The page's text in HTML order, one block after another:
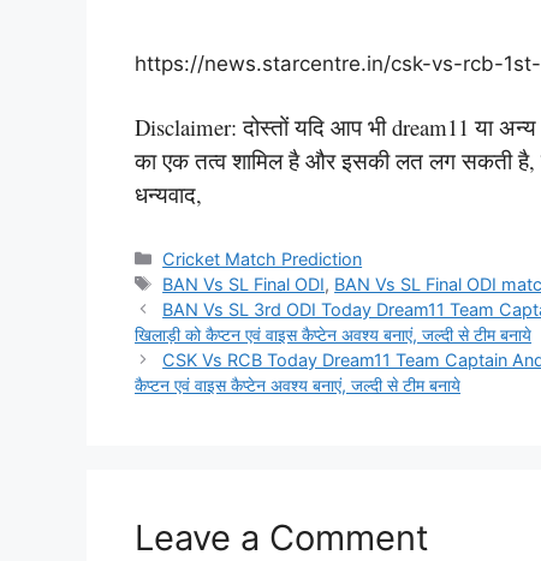
https://news.starcentre.in/csk-vs-rcb-
Disclaimer: दोस्तों यदि आप भी dream11 या
का एक तत्व शामिल है और इसकी लत लग सकती
धन्यवाद,
Categories
Cricket Match Prediction
Tags
BAN Vs SL Final ODI, BAN Vs SL Final ODI
BAN Vs SL 3rd ODI Today Dream11 Team
खिलाड़ी को कैप्टन एवं वाइस कैप्टेन अवश्य बनाएं, जल्दी से टीम बनाये
CSK Vs RCB Today Dream11 Team Captain
कैप्टन एवं वाइस कैप्टेन अवश्य बनाएं, जल्दी से टीम बनाये
Leave a Comment